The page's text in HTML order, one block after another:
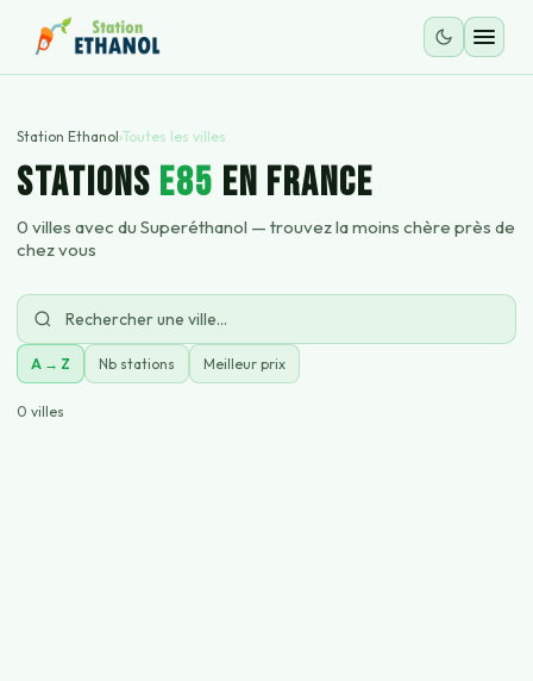
Station Ethanol›Toutes les villes
STATIONS E85 EN FRANCE
0 villes avec du Superéthanol — trouvez la moins chère près de
chez vous
A → Z Nb stations Meilleur prix
0 villes